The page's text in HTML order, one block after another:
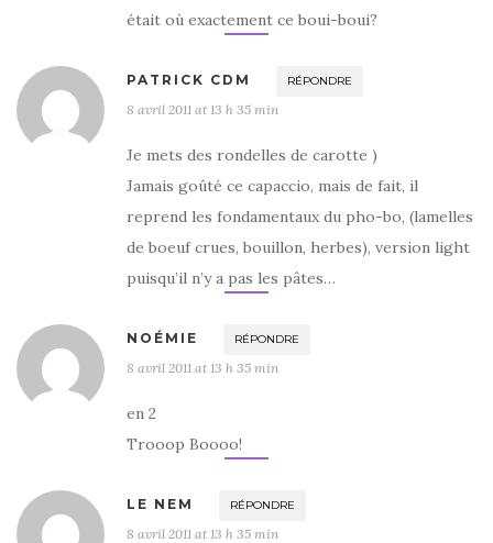
était où exactement ce boui-boui?
PATRICK CDM RÉPONDRE
8 avril 2011 at 13 h 35 min
Je mets des rondelles de carotte )
Jamais goûté ce capaccio, mais de fait, il
reprend les fondamentaux du pho-bo, (lamelles
de boeuf crues, bouillon, herbes), version light
puisqu’il n’y a pas les pâtes…
NOÉMIE RÉPONDRE
8 avril 2011 at 13 h 35 min
en 2
Trooop Boooo!
LE NEM RÉPONDRE
8 avril 2011 at 13 h 35 min